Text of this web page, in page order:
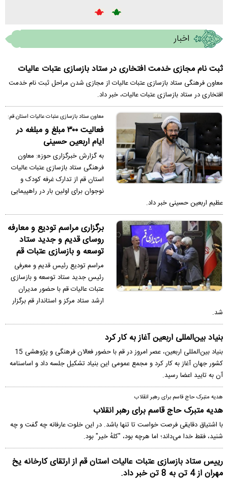
اخبار
ثبت نام مجازی خدمت افتخاری در ستاد بازسازی عتبات عالیات
معاون فرهنگی ستاد بازسازی عتبات عالیات از مجازی شدن مراحل ثبت نام خدمت
افتخاری در ستاد بازسازی عتبات عالیات، خبر داد.
معاون ستاد بازسازی عتبات عالیات استان قم:
فعالیت ۳۰۰ مبلغ و مبلغه در
ایام اربعین حسینی
به گزارش خبرگزاری حوزه: معاون
فرهنگی ستاد بازسازی عتبات عالیات
استان قم از تدارک غرفه کودک و
نوجوان برای اولین بار در راهپیمایی
عظیم اربعین حسینی خبر داد.
برگزاری مراسم تودیع و معارفه
روسای قدیم و جدید ستاد
توسعه و بازسازی عتبات قم
مراسم تودیع رئیس قدیم و معرفی
رئیس جدید ستاد توسعه و بازسازی
عتبات عالیات قم با حضور مدیران
ارشد ستاد مرکز و استاندار قم برگزار
شد.
بنیاد بین‌المللی اربعین آغاز به کار کرد
بنیاد بین‌المللی اربعین، عصر امروز در قم با حضور فعالان فرهنگی و پژوهشی 15
کشور جهان آغاز به کار کرد و مجمع عمومی این بنیاد تشکیل جلسه داد و اساسنامه
آن به تایید اعضا رسید.
هدیه متبرک حاج قاسم برای رهبر انقلاب
هدیه متبرک حاج قاسم برای رهبر انقلاب
با اشتیاق دقایقی فرصت خواست تا تنها باشد. در این خلوت عارفانه چه گفت و چه
شنید، فقط خدا می‌داند؛ اما هرچه بود، "کلهُ خیر" بود.
رییس ستاد بازسازی عتبات عالیات استان قم از ارتقای کارخانه یخ
مهران از 4 تن به 8 تن خبر داد.